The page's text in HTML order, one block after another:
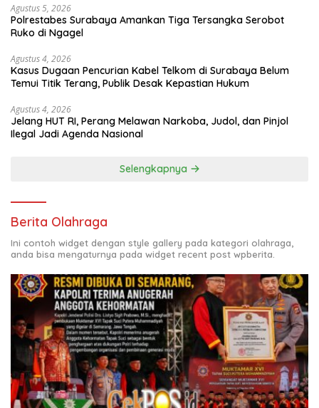
Agustus 5, 2026
Polrestabes Surabaya Amankan Tiga Tersangka Serobot
Ruko di Ngagel
Agustus 4, 2026
Kasus Dugaan Pencurian Kabel Telkom di Surabaya Belum
Temui Titik Terang, Publik Desak Kepastian Hukum
Agustus 4, 2026
Jelang HUT RI, Perang Melawan Narkoba, Judol, dan Pinjol
Ilegal Jadi Agenda Nasional
Selengkapnya
Berita Olahraga
Ini contoh widget dengan style gallery pada kategori olahraga,
anda bisa mengaturnya pada widget recent post wpberita.